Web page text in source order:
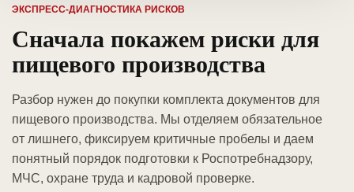
ЭКСПРЕСС-ДИАГНОСТИКА РИСКОВ
Сначала покажем риски для
пищевого производства
Разбор нужен до покупки комплекта документов для
пищевого производства. Мы отделяем обязательное
от лишнего, фиксируем критичные пробелы и даем
понятный порядок подготовки к Роспотребнадзору,
МЧС, охране труда и кадровой проверке.